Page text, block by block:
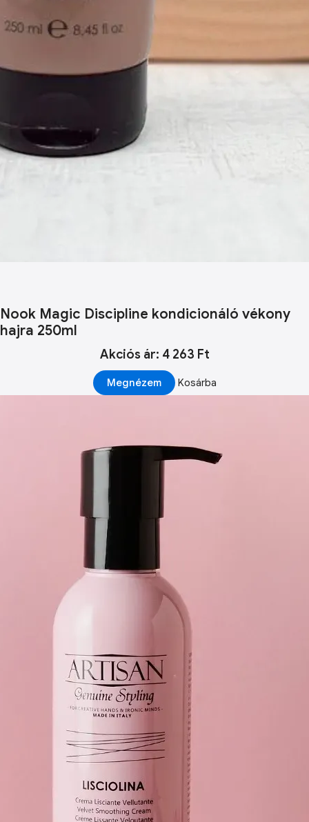
Nook Magic Discipline kondicionáló vékony
hajra 250ml
Akciós ár: 4 263 Ft
Megnézem Kosárba